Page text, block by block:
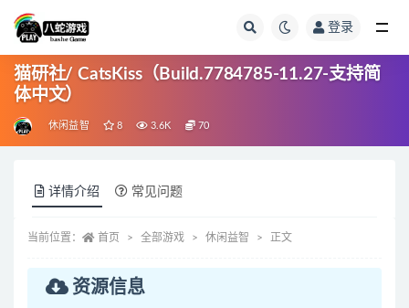
登录
猫研社/ CatsKiss（Build.7784785-11.27-支持简
体中文）
休闲益智 8 3.6K 70
详情介绍 常见问题
当前位置： 首页 全部游戏 休闲益智 正文
资源信息